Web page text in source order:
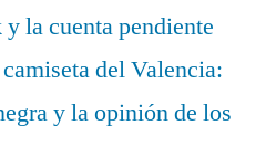
la cuenta pendiente
del Valencia:
y la opinión de los